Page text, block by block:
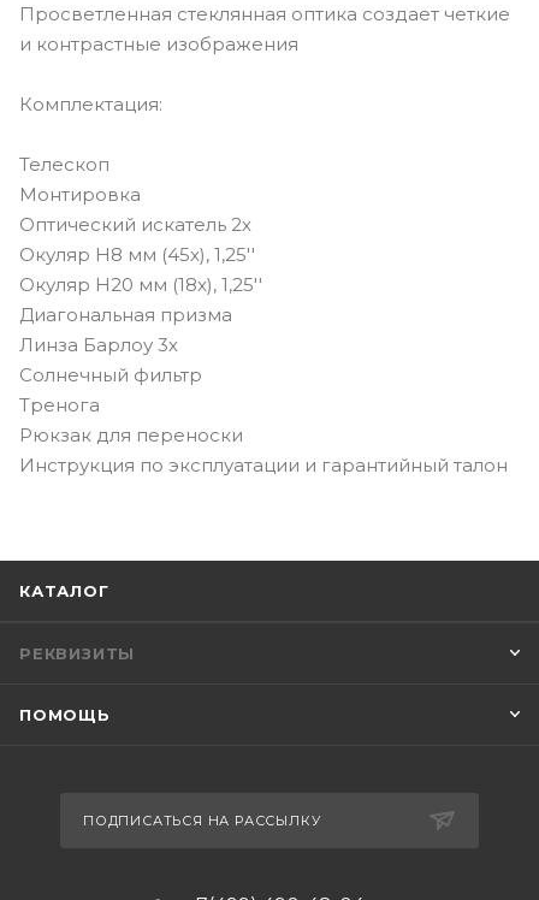
Просветленная стеклянная оптика создает четкие
и контрастные изображения
Комплектация:
Телескоп
Монтировка
Оптический искатель 2х
Окуляр H8 мм (45x), 1,25''
Окуляр H20 мм (18x), 1,25''
Диагональная призма
Линза Барлоу 3х
Солнечный фильтр
Тренога
Рюкзак для переноски
Инструкция по эксплуатации и гарантийный талон
КАТАЛОГ
РЕКВИЗИТЫ
ПОМОЩЬ
ПОДПИСАТЬСЯ НА РАССЫЛКУ